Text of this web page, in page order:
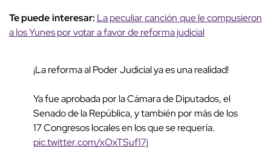
Te puede interesar: La peculiar canción que le compusieron
a los Yunes por votar a favor de reforma judicial
¡La reforma al Poder Judicial ya es una realidad!
Ya fue aprobada por la Cámara de Diputados, el
Senado de la República, y también por más de los
17 Congresos locales en los que se requería.
pic.twitter.com/xOxTSuf17j